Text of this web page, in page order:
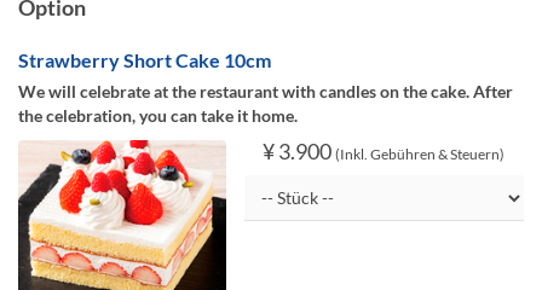
Option
Strawberry Short Cake 10cm
We will celebrate at the restaurant with candles on the cake. After
the celebration, you can take it home.
¥ 3.900 (Inkl. Gebühren & Steuern)